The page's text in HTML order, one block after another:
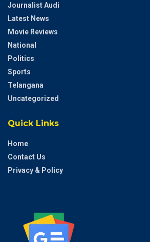
Journalist Audi
Latest News
Movie Reviews
National
Politics
Sports
Telangana
Uncategorized
Quick Links
Home
Contact Us
Privacy & Policy